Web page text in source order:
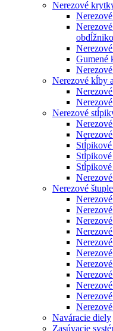
Nerezové
Gumené
Nerezové kĺby
Nerezové
Nerezové štuple
Naváracie diely
Zasúvacie